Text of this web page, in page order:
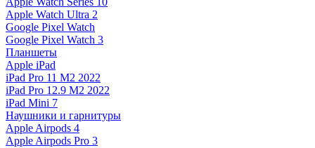
Apple Watch Ultra 2
Google Pixel Watch
Google Pixel Watch 3
Планшеты
Apple iPad
iPad Pro 11 M2 2022
iPad Pro 12.9 M2 2022
iPad Mini 7
Наушники и гарнитуры
Apple Airpods 4
Apple Airpods Pro 3